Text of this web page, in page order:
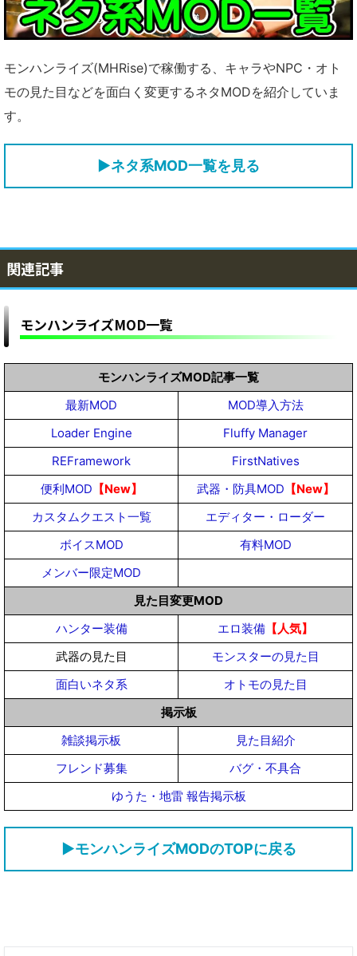
モンハンライズ(MHRise)で稼働する、キャラやNPC・オト
モの見た目などを面白く変更するネタMODを紹介していま
す。
▶ネタ系MOD一覧を見る
関連記事
モンハンライズMOD一覧
モンハンライズMOD記事一覧
最新MOD
MOD導入方法
Loader Engine
Fluffy Manager
REFramework
FirstNatives
便利MOD 【New】 武器・防具MOD 【New】
カスタムクエスト一覧
エディター・ローダー
ボイスMOD
有料MOD
メンバー限定MOD
見た目変更MOD
ハンター装備
エロ装備 【人気】
武器の見た目
モンスターの見た目
面白いネタ系
オトモの見た目
掲示板
雑談掲示板
見た目紹介
フレンド募集
バグ・不具合
ゆうた・地雷 報告掲示板
▶モンハンライズMODのTOPに戻る